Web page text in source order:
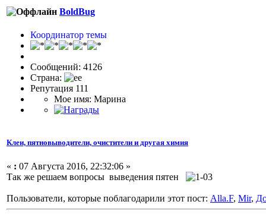
BoldBug
Координатор темы
Сообщений: 4126
Страна:
Репутация 111
Мое имя: Марина
Клеи, пятновыводители, очистители и другая химия
« : 07 Августа 2016, 22:32:06 »
Так же решаем вопросы выведения пятен
Пользователи, которые поблагодарили этот пост: Alla.F, Mir,